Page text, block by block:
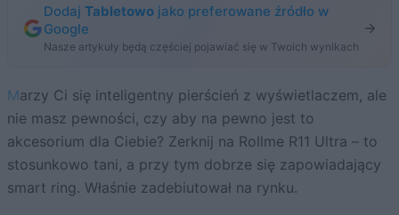
Dodaj Tabletowo jako preferowane źródło w
Google
Nasze artykuły będą częściej pojawiać się w Twoich wynikach
Marzy Ci się inteligentny pierścień z wyświetlaczem, ale
nie masz pewności, czy aby na pewno jest to
akcesorium dla Ciebie? Zerknij na Rollme R11 Ultra – to
stosunkowo tani, a przy tym dobrze się zapowiadający
smart ring. Właśnie zadebiutował na rynku.